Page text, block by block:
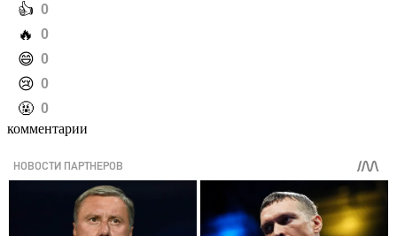
️👍 0
️🔥 0
️😄 0
️😢 0
️🤬 0
комментарии